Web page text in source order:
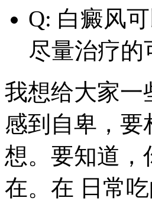
Q: 白癜风
尽量治疗的
我想给大家一
感到自卑，要
想。要知道，
在。在 日常